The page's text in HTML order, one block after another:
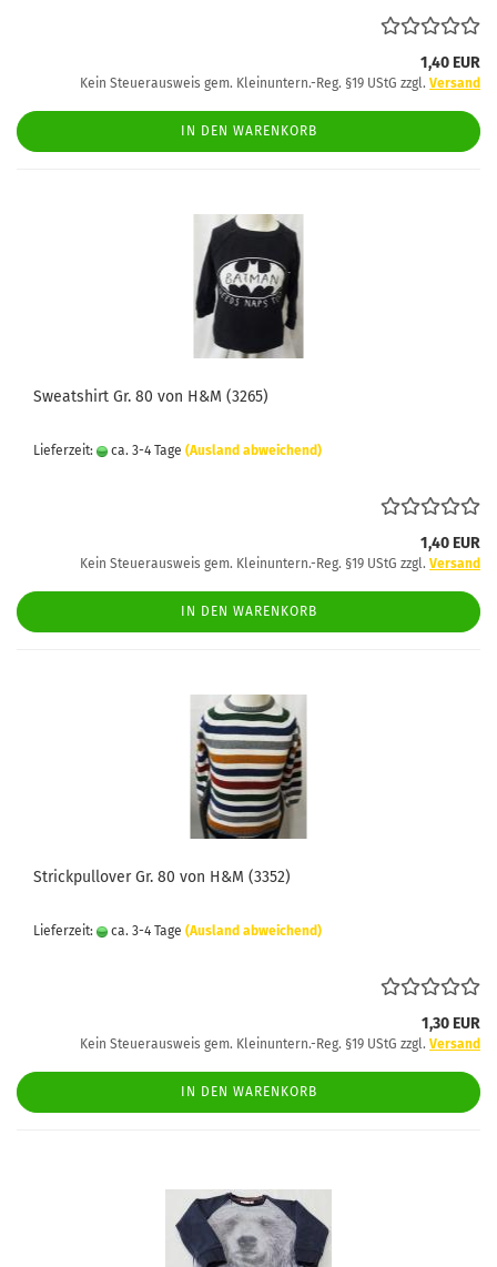
1,40 EUR
Kein Steuerausweis gem. Kleinuntern.-Reg. §19 UStG zzgl. Versand
IN DEN WARENKORB
Sweatshirt Gr. 80 von H&M (3265)
Lieferzeit: ca. 3-4 Tage (Ausland abweichend)
1,40 EUR
Kein Steuerausweis gem. Kleinuntern.-Reg. §19 UStG zzgl. Versand
IN DEN WARENKORB
Strickpullover Gr. 80 von H&M (3352)
Lieferzeit: ca. 3-4 Tage (Ausland abweichend)
1,30 EUR
Kein Steuerausweis gem. Kleinuntern.-Reg. §19 UStG zzgl. Versand
IN DEN WARENKORB